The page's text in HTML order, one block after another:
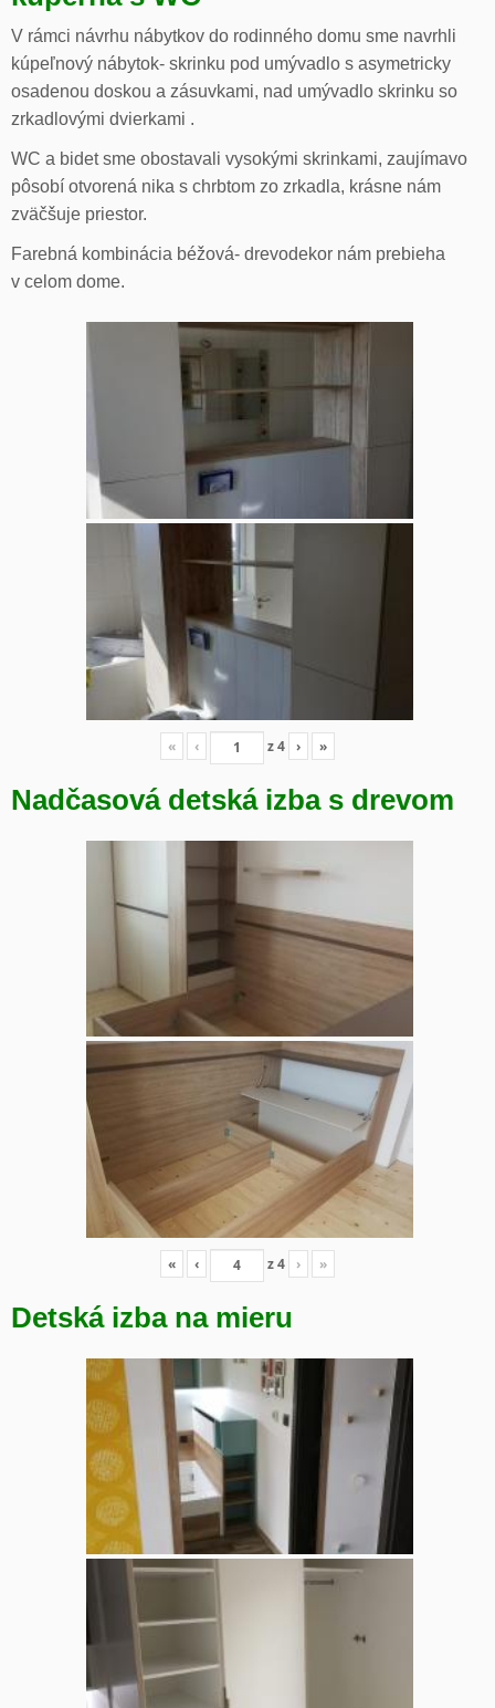
V rámci návrhu nábytkov do rodinného domu sme navrhli
kúpeľnový nábytok- skrinku pod umývadlo s asymetricky
osadenou doskou a zásuvkami, nad umývadlo skrinku so
zrkadlovými dvierkami .
WC a bidet sme obostavali vysokými skrinkami, zaujímavo
pôsobí otvorená nika s chrbtom zo zrkadla, krásne nám
zväčšuje priestor.
Farebná kombinácia béžová- drevodekor nám prebieha
v celom dome.
« ‹ z4 › »
Nadčasová detská izba s drevom
« ‹ z4 › »
Detská izba na mieru